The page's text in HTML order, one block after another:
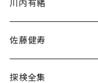
民族・風習
川内有緒
佐藤健寿
探検全集